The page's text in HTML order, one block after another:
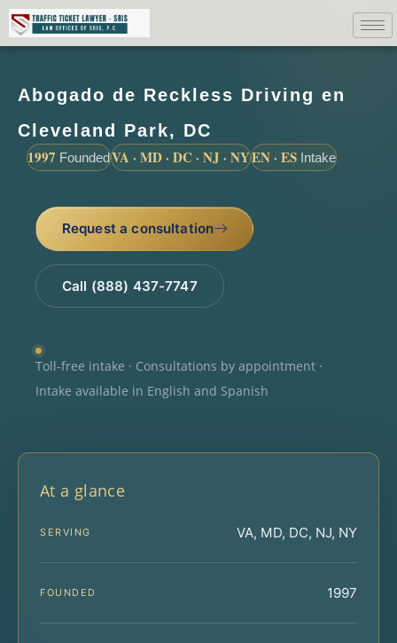
Abogado de Reckless Driving en
Cleveland Park, DC
1997 FoundedVA · MD · DC · NJ · NYEN · ES Intake
Request a consultation
Call (888) 437-7747
Toll-free intake · Consultations by appointment ·
Intake available in English and Spanish
At a glance
SERVING VA, MD, DC, NJ, NY
FOUNDED 1997